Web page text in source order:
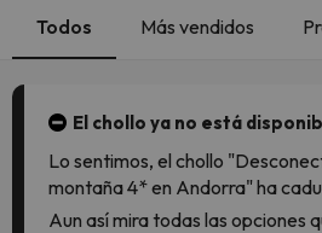
Todos Más vendidos
El chollo ya no está
Lo sentimos, el chollo
montaña 4* en Andorra" ha
Aun así mira todas las opciones